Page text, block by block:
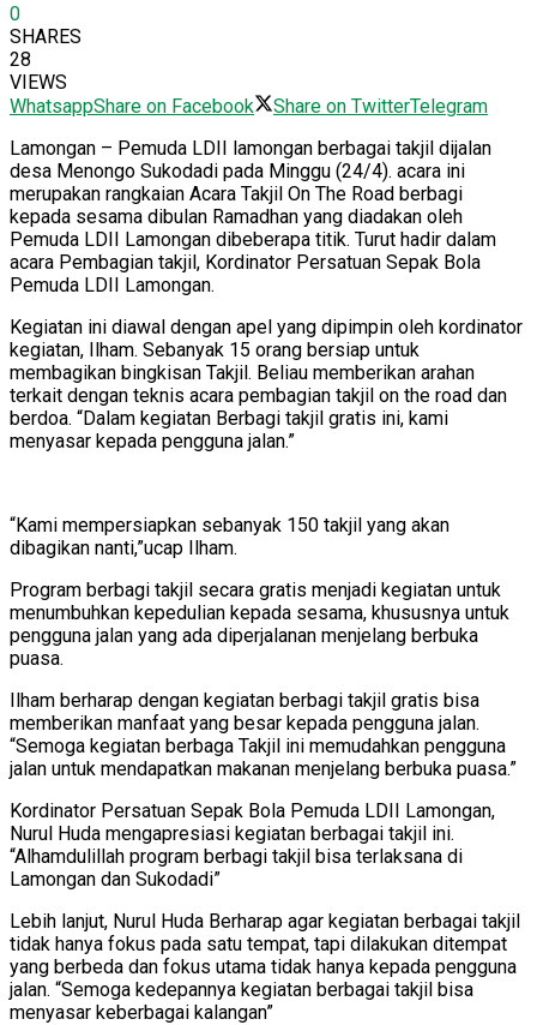
0
SHARES
28
VIEWS
WhatsappShare on Facebook Share on TwitterTelegram
Lamongan – Pemuda LDII lamongan berbagai takjil dijalan
desa Menongo Sukodadi pada Minggu (24/4). acara ini
merupakan rangkaian Acara Takjil On The Road berbagi
kepada sesama dibulan Ramadhan yang diadakan oleh
Pemuda LDII Lamongan dibeberapa titik. Turut hadir dalam
acara Pembagian takjil, Kordinator Persatuan Sepak Bola
Pemuda LDII Lamongan.
Kegiatan ini diawal dengan apel yang dipimpin oleh kordinator
kegiatan, Ilham. Sebanyak 15 orang bersiap untuk
membagikan bingkisan Takjil. Beliau memberikan arahan
terkait dengan teknis acara pembagian takjil on the road dan
berdoa. “Dalam kegiatan Berbagi takjil gratis ini, kami
menyasar kepada pengguna jalan.”
“Kami mempersiapkan sebanyak 150 takjil yang akan
dibagikan nanti,”ucap Ilham.
Program berbagi takjil secara gratis menjadi kegiatan untuk
menumbuhkan kepedulian kepada sesama, khususnya untuk
pengguna jalan yang ada diperjalanan menjelang berbuka
puasa.
Ilham berharap dengan kegiatan berbagi takjil gratis bisa
memberikan manfaat yang besar kepada pengguna jalan.
“Semoga kegiatan berbaga Takjil ini memudahkan pengguna
jalan untuk mendapatkan makanan menjelang berbuka puasa.”
Kordinator Persatuan Sepak Bola Pemuda LDII Lamongan,
Nurul Huda mengapresiasi kegiatan berbagai takjil ini.
“Alhamdulillah program berbagi takjil bisa terlaksana di
Lamongan dan Sukodadi”
Lebih lanjut, Nurul Huda Berharap agar kegiatan berbagai takjil
tidak hanya fokus pada satu tempat, tapi dilakukan ditempat
yang berbeda dan fokus utama tidak hanya kepada pengguna
jalan. “Semoga kedepannya kegiatan berbagai takjil bisa
menyasar keberbagai kalangan”